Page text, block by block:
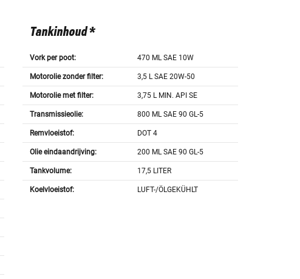
Tankinhoud *
Vork per poot: 470 ML SAE 10W
Motorolie zonder filter: 3,5 L SAE 20W-50
Motorolie met filter: 3,75 L MIN. API SE
Transmissieolie: 800 ML SAE 90 GL-5
Remvloeistof: DOT 4
Olie eindaandrijving: 200 ML SAE 90 GL-5
Tankvolume: 17,5 LITER
Koelvloeistof: LUFT-/ÖLGEKÜHLT